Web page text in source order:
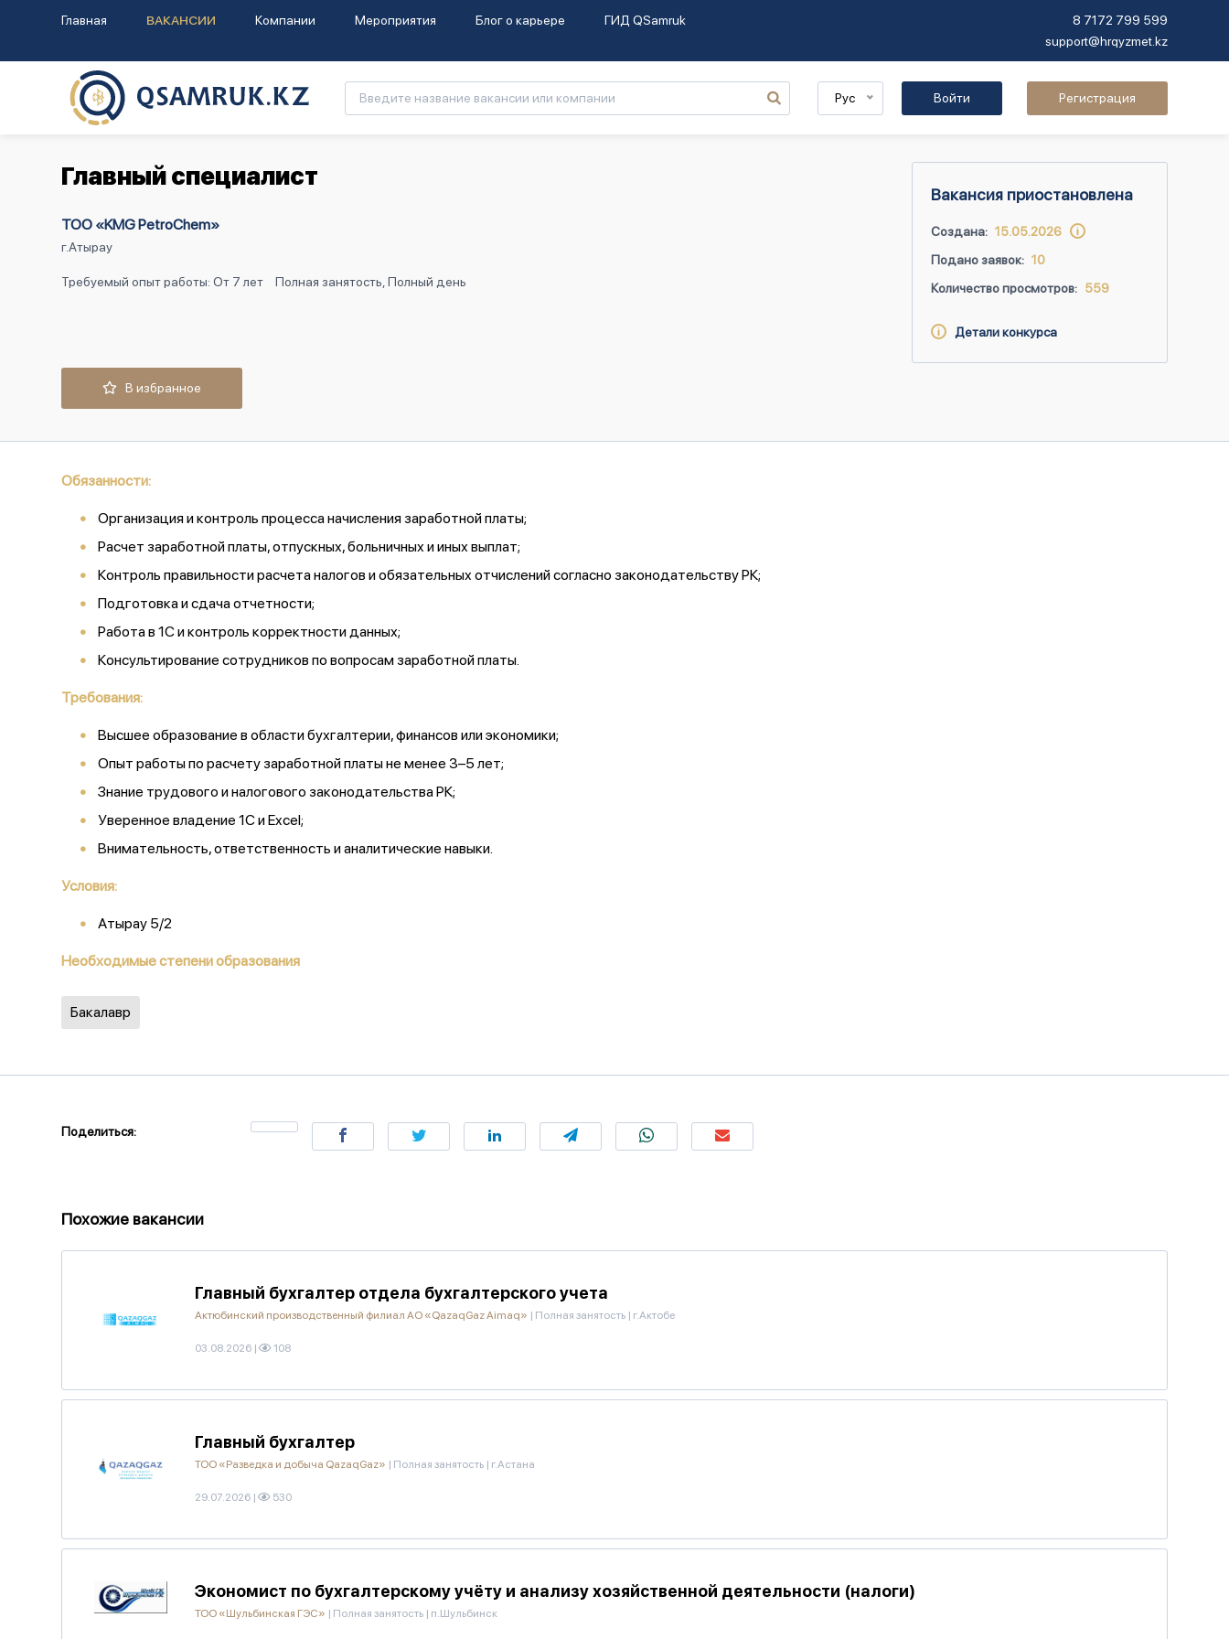
Главная ВАКАНСИИ Компании Мероприятия Блог о карьере ГИД QSamruk
8 7172 799 599
support@hrqyzmet.kz
Рус Войти Регистрация
Главный специалист
ТОО «KMG PetroChem»
г.Атырау
Требуемый опыт работы: От 7 лет Полная занятость, Полный день
Вакансия приостановлена
Создана: 15.05.2026
Подано заявок: 10
Количество просмотров: 559
Детали конкурса
В избранное
Обязанности:
Организация и контроль процесса начисления заработной платы;
Расчет заработной платы, отпускных, больничных и иных выплат;
Контроль правильности расчета налогов и обязательных отчислений согласно законодательству РК;
Подготовка и сдача отчетности;
Работа в 1С и контроль корректности данных;
Консультирование сотрудников по вопросам заработной платы.
Требования:
Высшее образование в области бухгалтерии, финансов или экономики;
Опыт работы по расчету заработной платы не менее 3–5 лет;
Знание трудового и налогового законодательства РК;
Уверенное владение 1С и Excel;
Внимательность, ответственность и аналитические навыки.
Условия:
Атырау 5/2
Необходимые степени образования
Бакалавр
Поделиться:
Похожие вакансии
Главный бухгалтер отдела бухгалтерского учета
Актюбинский производственный филиал АО «QazaqGaz Aimaq» | Полная занятость | г.Актобе
03.08.2026 | 108
Главный бухгалтер
ТОО «Разведка и добыча QazaqGaz» | Полная занятость | г.Астана
29.07.2026 | 530
Экономист по бухгалтерскому учёту и анализу хозяйственной деятельности (налоги)
ТОО «Шульбинская ГЭС» | Полная занятость | п.Шульбинск